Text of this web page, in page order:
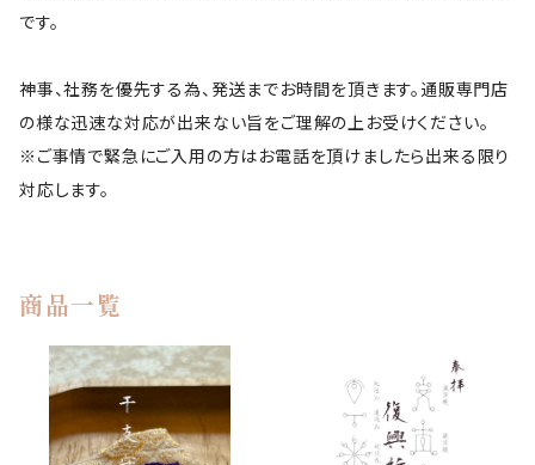
です。
神事、社務を優先する為、発送までお時間を頂きます。通販専門店
の様な迅速な対応が出来ない旨をご理解の上お受けください。
※ご事情で緊急にご入用の方はお電話を頂けましたら出来る限り
対応します。
商品一覧